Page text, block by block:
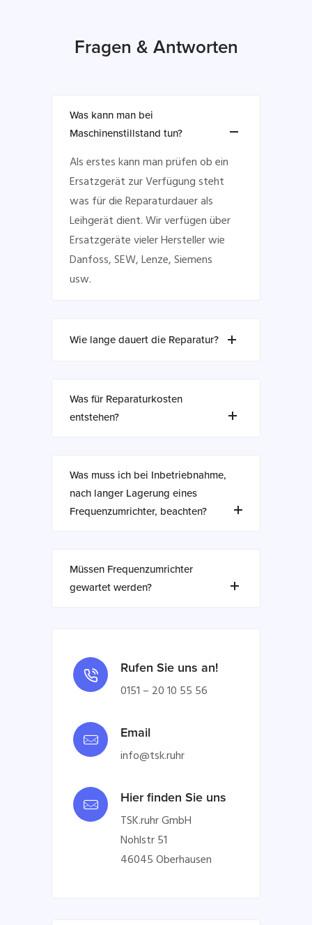
Fragen & Antworten
Was kann man bei
Maschinenstillstand tun?
Als erstes kann man prüfen ob ein
Ersatzgerät zur Verfügung steht
was für die Reparaturdauer als
Leihgerät dient. Wir verfügen über
Ersatzgeräte vieler Hersteller wie
Danfoss, SEW, Lenze, Siemens
usw.
Wie lange dauert die Reparatur?
Was für Reparaturkosten
entstehen?
Was muss ich bei Inbetriebnahme,
nach langer Lagerung eines
Frequenzumrichter, beachten?
Müssen Frequenzumrichter
gewartet werden?
Rufen Sie uns an!
0151 – 20 10 55 56
Email
info@tsk.ruhr
Hier finden Sie uns
TSK.ruhr GmbH
Nohlstr 51
46045 Oberhausen